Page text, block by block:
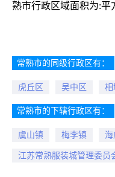
熟市行政区域面积为:平
常熟市的同级行政区有：
虎丘区 吴中区 相
常熟市的下辖行政区有：
虞山镇 梅李镇
江苏常熟服装城管理委员